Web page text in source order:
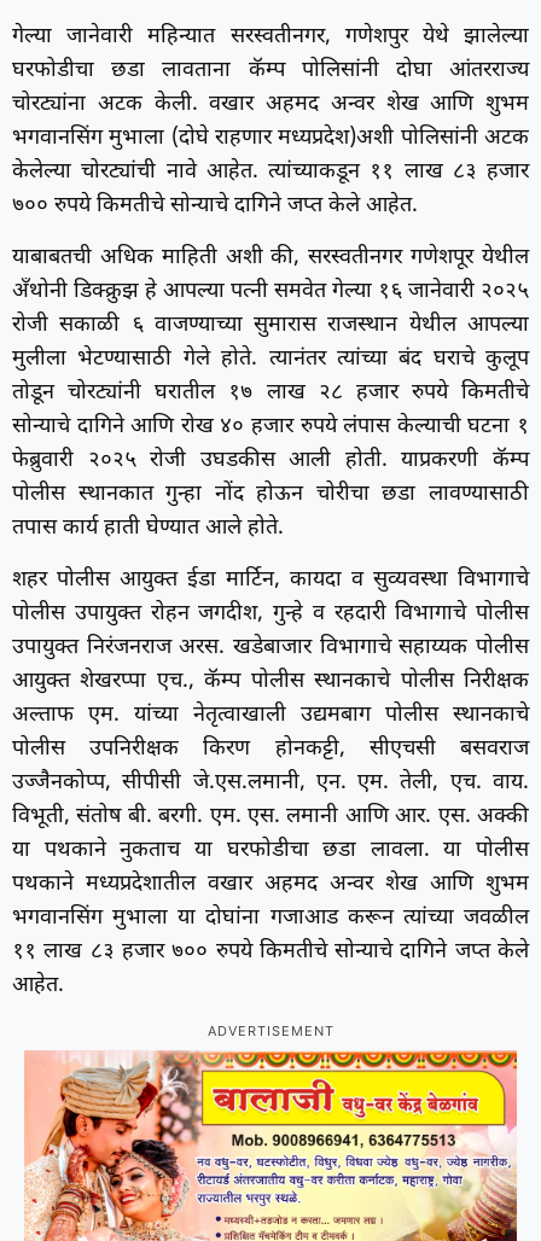
गेल्या जानेवारी महिन्यात सरस्वतीनगर, गणेशपुर येथे झालेल्या
घरफोडीचा छडा लावताना कॅम्प पोलिसांनी दोघा आंतरराज्य
चोरट्यांना अटक केली. वखार अहमद अन्वर शेख आणि शुभम
भगवानसिंग मुभाला (दोघे राहणार मध्यप्रदेश)अशी पोलिसांनी अटक
केलेल्या चोरट्यांची नावे आहेत. त्यांच्याकडून ११ लाख ८३ हजार
७०० रुपये किमतीचे सोन्याचे दागिने जप्त केले आहेत.
याबाबतची अधिक माहिती अशी की, सरस्वतीनगर गणेशपूर येथील
अँथोनी डिक्क्रुझ हे आपल्या पत्नी समवेत गेल्या १६ जानेवारी २०२५
रोजी सकाळी ६ वाजण्याच्या सुमारास राजस्थान येथील आपल्या
मुलीला भेटण्यासाठी गेले होते. त्यानंतर त्यांच्या बंद घराचे कुलूप
तोडून चोरट्यांनी घरातील १७ लाख २८ हजार रुपये किमतीचे
सोन्याचे दागिने आणि रोख ४० हजार रुपये लंपास केल्याची घटना १
फेब्रुवारी २०२५ रोजी उघडकीस आली होती. याप्रकरणी कॅम्प
पोलीस स्थानकात गुन्हा नोंद होऊन चोरीचा छडा लावण्यासाठी
तपास कार्य हाती घेण्यात आले होते.
शहर पोलीस आयुक्त ईडा मार्टिन, कायदा व सुव्यवस्था विभागाचे
पोलीस उपायुक्त रोहन जगदीश, गुन्हे व रहदारी विभागाचे पोलीस
उपायुक्त निरंजनराज अरस. खडेबाजार विभागाचे सहाय्यक पोलीस
आयुक्त शेखरप्पा एच., कॅम्प पोलीस स्थानकाचे पोलीस निरीक्षक
अल्ताफ एम. यांच्या नेतृत्वाखाली उद्यमबाग पोलीस स्थानकाचे
पोलीस उपनिरीक्षक किरण होनकट्टी, सीएचसी बसवराज
उज्जैनकोप्प, सीपीसी जे.एस.लमानी, एन. एम. तेली, एच. वाय.
विभूती, संतोष बी. बरगी. एम. एस. लमानी आणि आर. एस. अक्की
या पथकाने नुकताच या घरफोडीचा छडा लावला. या पोलीस
पथकाने मध्यप्रदेशातील वखार अहमद अन्वर शेख आणि शुभम
भगवानसिंग मुभाला या दोघांना गजाआड करून त्यांच्या जवळील
११ लाख ८३ हजार ७०० रुपये किमतीचे सोन्याचे दागिने जप्त केले
आहेत.
ADVERTISEMENT